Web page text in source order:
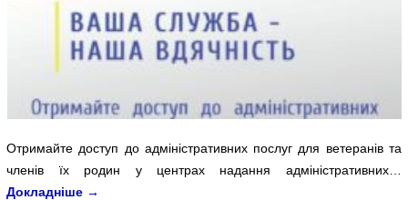
Отримайте доступ до адміністративних послуг для ветеранів та
членів їх родин у центрах надання адміністративних…
Докладніше →